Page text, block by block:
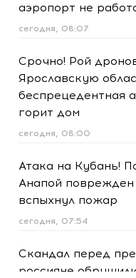
аэропорт не
сегодня, 08:07
Срочно! Рой
Ярославскую
беспрецедентная
горит дом
сегодня, 08:00
Атака на Кубань!
Анапой поврежден
вспыхнул пожар
сегодня, 07:54
Скандал перед
россияне обрушили